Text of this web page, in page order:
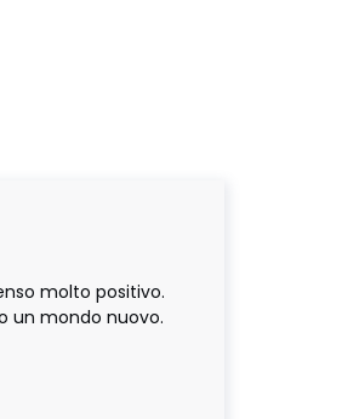
molto positivo.
un mondo nuovo.